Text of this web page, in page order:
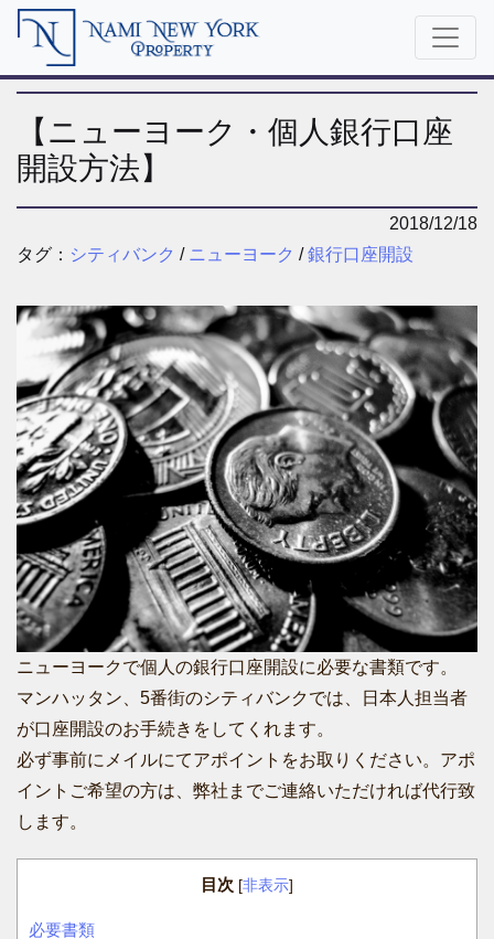
【ニューヨーク・個人銀行口座
開設方法】
2018/12/18
タグ： シティバンク / ニューヨーク /銀行口座開設
ニューヨークで個人の銀行口座開設に必要な書類です。
マンハッタン、5番街のシティバンクでは、日本人担当者
が口座開設のお手続きをしてくれます。
必ず事前にメイルにてアポイントをお取りください。アポ
イントご希望の方は、弊社までご連絡いただければ代行致
します。
目次 [非表示]
必要書類